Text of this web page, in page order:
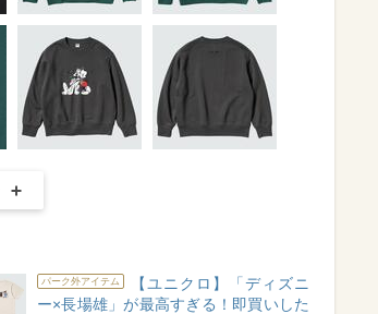
パーク外アイテム
【ユニクロ】「ディズニ
ー×長場雄」が最高すぎる！即買いした